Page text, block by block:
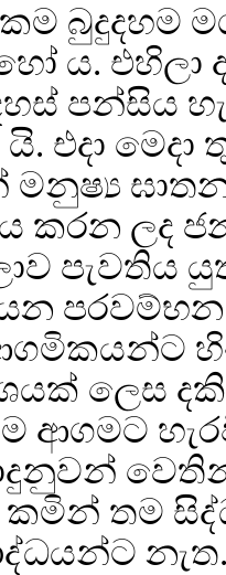
බුදුදහම
ය. එහිලා
පන්සිය
එදා මෙදා
කරන ලද
පැවතිය
ලෙස
ආගමට
කමින් තම